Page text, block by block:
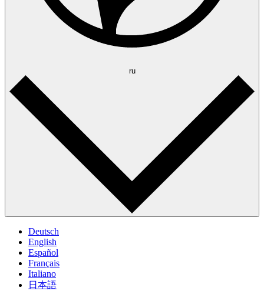
ru
Deutsch
English
Español
Français
Italiano
日本語